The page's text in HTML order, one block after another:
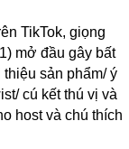
TikTok, giọng
mở đầu gây bất
sản phẩm/ ý
cú kết thú vị và
host và chú thích